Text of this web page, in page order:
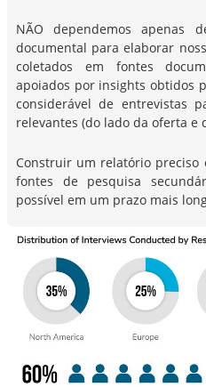
NÃO dependemos apenas
documental para elaborar
coletados em fontes
apoiados por insights obtidos
considerável de entrevistas
relevantes (do lado da oferta e
Construir um relatório preciso
fontes de pesquisa
possível em um prazo mais